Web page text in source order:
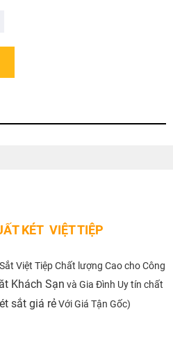
KÉT VIỆT TIỆP
Việt Tiệp Chất lượng Cao cho Công
Khách Sạn và Gia Đình Uy tín chất
sắt giá rẻVới Giá Tận Gốc)